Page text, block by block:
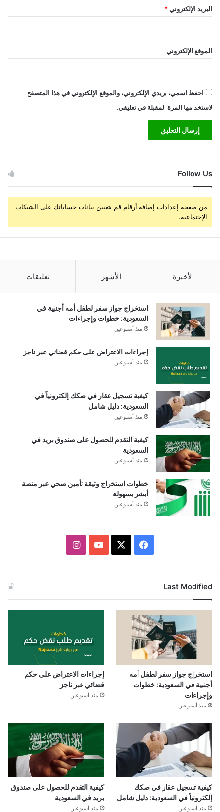
البريد الإلكتروني*
الموقع الإلكتروني
احفظ اسمي، بريدي الإلكتروني، والموقع الإلكتروني في هذا المتصفح
لاستخدامها المرة المقبلة في تعليقي.
Follow Us
من صفحة إعدادات إضافة أرقام قم بتعيين بيانات حساباتك على الشبكات
الإجتماعية.
الأخيرة الأشهر تعليقات
استخراج جواز سفر لطفل أمه أجنبية في
السعودية: خطوات وإجراءات
منذ أسبوعين
إجراءات الاعتراض على حكم قضائي عبر ناجز
منذ أسبوعين
كيفية تسجيل عقار في صكك إلكترونياً في
السعودية: دليل شامل
منذ أسبوعين
كيفية التقدم للحصول على صندوق بريد في
السعودية
منذ أسبوعين
خطوات استخراج وثيقة تأمين صحي عبر منصة
أبشر بسهولة
منذ أسبوعين
فيسبوك يوتيوبانستقرام
Last Modified
استخراج جواز سفر لطفل أمه
أجنبية في السعودية: خطوات
وإجراءات
منذ أسبوعين
إجراءات الاعتراض على حكم
قضائي عبر ناجز
منذ أسبوعين
كيفية تسجيل عقار في صكك
إلكترونياً في السعودية: دليل شامل
منذ أسبوعين
كيفية التقدم للحصول على صندوق
بريد في السعودية
منذ أسبوعين